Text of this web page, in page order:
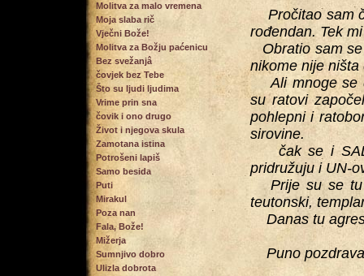
Molitva za malo vremena
Moja slaba rič
Vječni Bože!
Molitva za Božju paćenicu
Bez svežanjâ
čovjek bez Tebe
Što su ljudi ljudima
Vrime prin sna
čovik i ono drugo
Život i njegova skula
Zamotana istina
Potrošeni lapiš
Samo besida
Puti
Mirakul
Poza nan
Fala, Bože!
Mižerja
Sumnjivo dobro
Ulizla dobrota
Pročitao sam
rođendan. Tek
Obratio sam se
nikome nije ništa
Ali mnoge se
su ratovi
pohlepni i
sirovine.
čak se i SAD-
pridružuju i UN-
Prije su se tu
teutonski,
Danas tu
Puno